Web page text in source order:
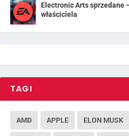
Electronic Arts sprzedane
właściciela
TAGI
AMD APPLE ELON MUSK